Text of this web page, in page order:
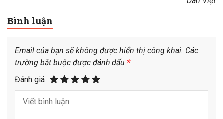
Bình luận
Email của bạn sẽ không được hiển thị công khai. Các
trường bắt buộc được đánh dấu *
Đánh giá